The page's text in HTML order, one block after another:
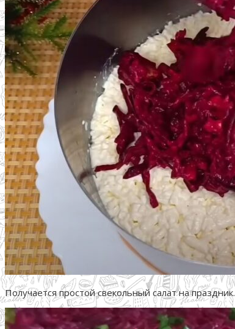
Получается простой свекольный салат на праздник.